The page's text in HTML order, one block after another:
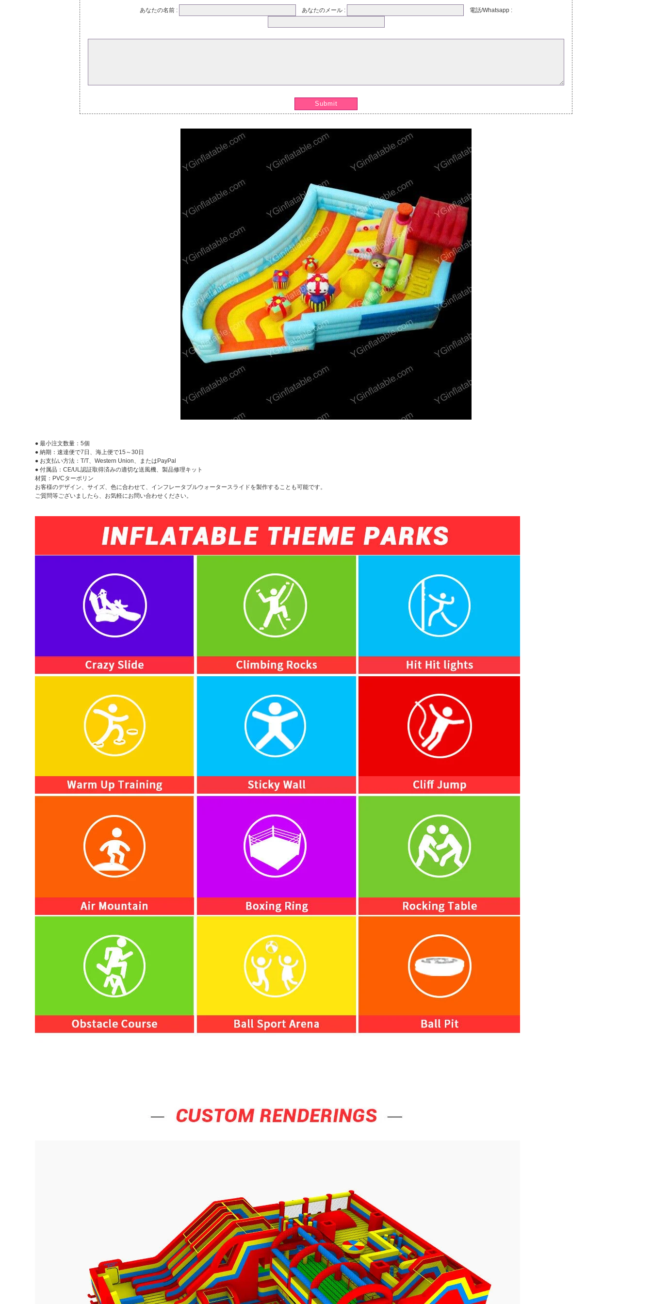
あなたの名前 : あなたのメール : 電話/Whatsapp :
Submit
● 最小注文数量：5個
● 納期：速達便で7日、海上便で15～30日
● お支払い方法：T/T、Western Union、またはPayPal
● 付属品：CE/UL認証取得済みの適切な送風機、製品修理キット
材質：PVCターポリン
お客様のデザイン、サイズ、色に合わせて、インフレータブルウォータースライドを製作することも可能です。
ご質問等ございましたら、お気軽にお問い合わせください。